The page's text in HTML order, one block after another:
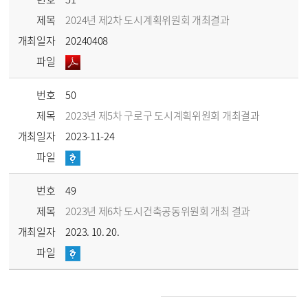
제목
2024년 제2차 도시계획위원회 개최결과
개최일자
20240408
파일
번호
50
제목
2023년 제5차 구로구 도시계획위원회 개최결과
개최일자
2023-11-24
파일
번호
49
제목
2023년 제6차 도시건축공동위원회 개최 결과
개최일자
2023. 10. 20.
파일